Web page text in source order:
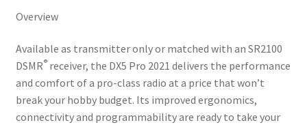
Overview
Available as transmitter only or matched with an SR2100
DSMR®receiver, the DX5 Pro 2021 delivers the performance
and comfort of a pro-class radio at a price that won’t
break your hobby budget. Its improved ergonomics,
connectivity and programmability are ready to take your